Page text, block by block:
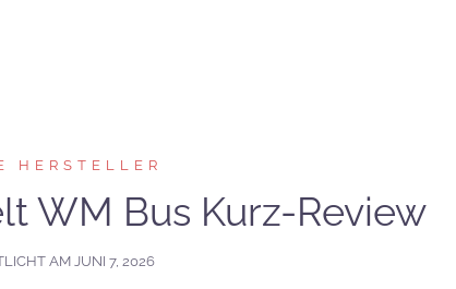
HERSTELLER
WM Bus Kurz-Review
AMJUNI 7, 2026